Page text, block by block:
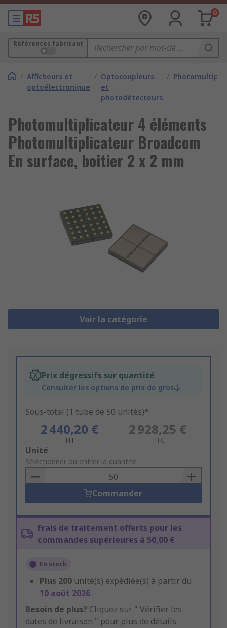
0
Références fabricant
/ Afficheurs et
optoélectronique
/ Optocoupleurs
et
photodétecteurs
/
Photomultiplicateur 4 éléments
Photomultiplicateur Broadcom
En surface, boitier 2 x 2 mm
Voir la catégorie
Prix dégressifs sur quantité
Consulter les options de prix de gros
Sous-total (1 tube de 50 unités)*
2 440,20 €
HT
2 928,25 €
TTC
Add
to
Basket
Unité
Sélectionner ou entrer la quantité
Commander
Frais de traitement offerts pour les
commandes supérieures à 50,00 €
En stock
Plus 200 unité(s) expédiée(s) à partir du
10 août 2026
Besoin de plus? Cliquez sur " Vérifier les
dates de livraison " pour plus de détails